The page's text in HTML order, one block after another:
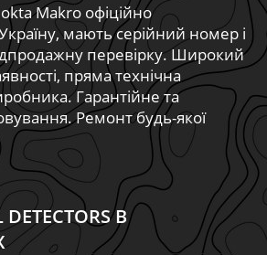
Makro офіційно
мають серійний номер і
перевірку. Широкий
пряма технічна
Гарантійне та
Ремонт будь-якої
В